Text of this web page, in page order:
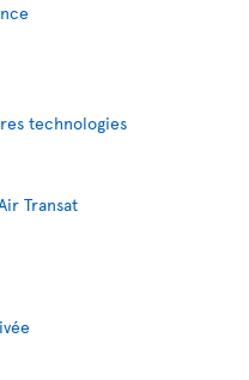
technologies
Transat